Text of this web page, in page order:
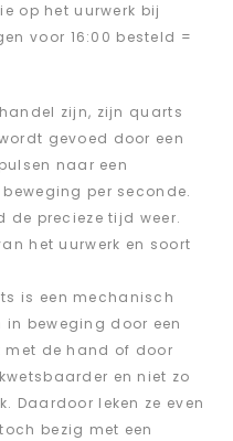
op het uurwerk bij
voor 16:00 besteld =
zijn, zijn quarts
gevoed door een
naar een
per seconde.
de precieze tijd weer.
het uurwerk en soort
is een mechanisch
in beweging door een
de hand of door
en niet zo
Daardoor leken ze even
bezig met een